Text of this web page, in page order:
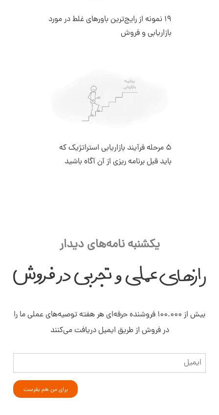
19 نمونه از رایج‌ترین باورهای غلط در مورد
بازاریابی و فروش
5 مرحله فرآیند بازاریابی استراتژیک که
باید قبل برنامه ریزی از آن آگاه باشید
یکشنبه نامه‌های دیدار
بیش از ۱۰۰.۰۰۰ فروشنده حرفه‌ای هر هفته توصیه‌های عملی ما را
در فروش از طریق ایمیل دریافت می‌کنند
ایمیل